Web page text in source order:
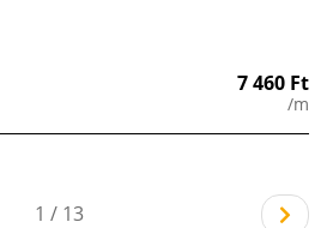
7 460 Ft
/m
1 / 13